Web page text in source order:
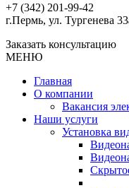
+7 (342) 201-99-42
г.Пермь, ул. Тургенева
Заказать консультацию
МЕНЮ
Главная
О компании
Вакансия
Наши услуги
Установка